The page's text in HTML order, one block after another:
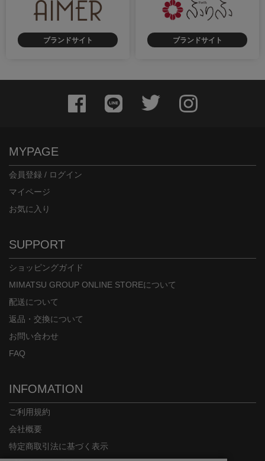
ブランドサイト ブランドサイト
MYPAGE
会員登録 / ログイン
マイページ
お気に入り
SUPPORT
ショッピングガイド
MIMATSU GROUP ONLINE STOREについて
配送について
返品・交換について
お問い合わせ
FAQ
INFOMATION
ご利用規約
会社概要
特定商取引法に基づく表示